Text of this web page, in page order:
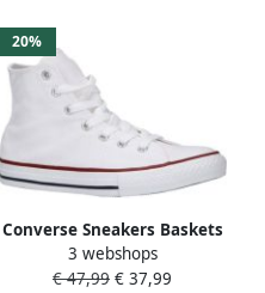
20%
Converse Sneakers Baskets
Chuck Taylor All Star Kids
Low blanc optique
3 webshops
€ 47,99 € 37,99